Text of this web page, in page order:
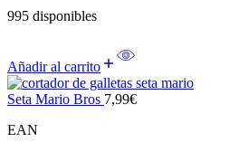
995 disponibles
Añadir al carrito
Seta Mario Bros 7,99€
EAN